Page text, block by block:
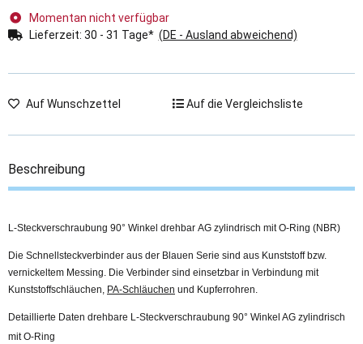
Momentan nicht verfügbar
Lieferzeit: 30 - 31 Tage* (DE - Ausland abweichend)
Auf Wunschzettel Auf die Vergleichsliste
Beschreibung
L-Steckverschraubung 90° Winkel drehbar AG zylindrisch mit O-Ring (NBR)
Die Schnellsteckverbinder aus der Blauen Serie sind aus Kunststoff bzw.
vernickeltem Messing. Die Verbinder sind einsetzbar in Verbindung mit
Kunststoffschläuchen, PA-Schläuchen und Kupferrohren.
Detaillierte Daten drehbare L-Steckverschraubung 90° Winkel AG zylindrisch
mit O-Ring